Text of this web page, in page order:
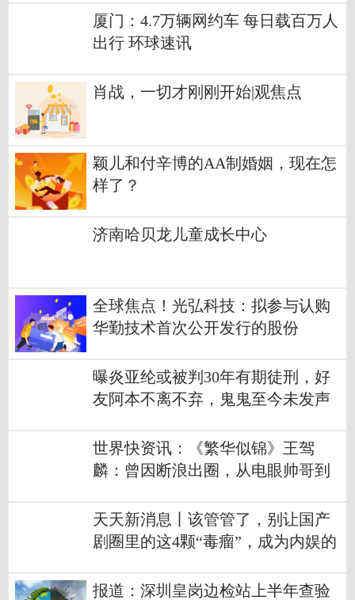
厦门：4.7万辆网约车 每日载百万人
出行 环球速讯
肖战，一切才刚刚开始|观焦点
颖儿和付辛博的AA制婚姻，现在怎
样了？
济南哈贝龙儿童成长中心
全球焦点！光弘科技：拟参与认购
华勤技术首次公开发行的股份
曝炎亚纶或被判30年有期徒刑，好
友阿本不离不弃，鬼鬼至今未发声
世界快资讯：《繁华似锦》王驾
麟：曾因断浪出圈，从电眼帅哥到
天天新消息丨该管管了，别让国产
剧圈里的这4颗“毒瘤”，成为内娱的
报道：深圳皇岗边检站上半年查验